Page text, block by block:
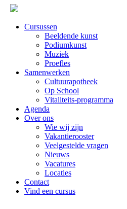
Cursussen
Beeldende kunst
Podiumkunst
Muziek
Proefles
Samenwerken
Cultuurapotheek
Op School
Vitaliteits-programma
Agenda
Over ons
Wie wij zijn
Vakantierooster
Veelgestelde vragen
Nieuws
Vacatures
Locaties
Contact
Vind een cursus